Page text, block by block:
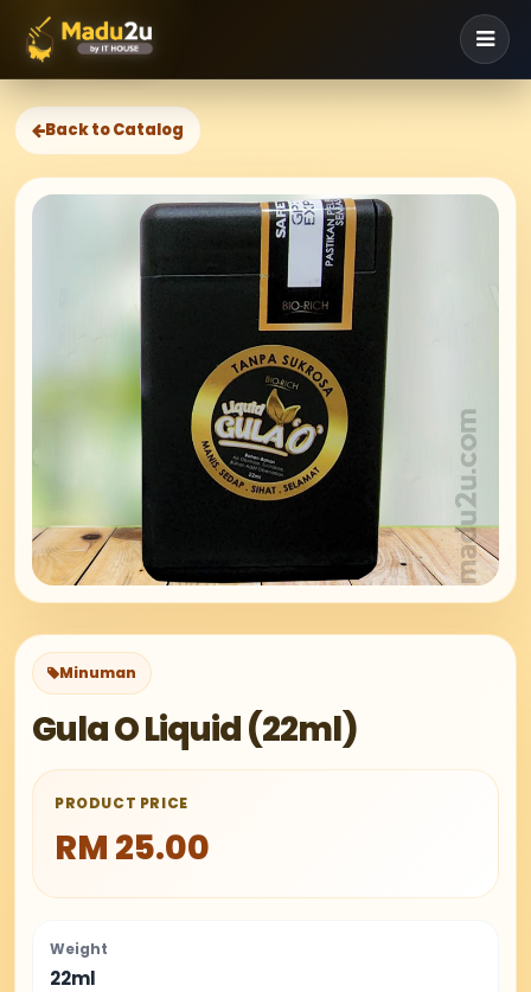
Back to Catalog
Minuman
Gula O Liquid (22ml)
PRODUCT PRICE
RM 25.00
Weight
22ml